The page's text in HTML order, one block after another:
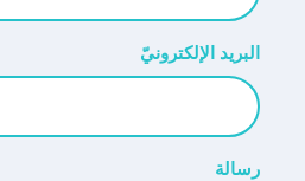
البريد الإلكترونيّ
رسالة